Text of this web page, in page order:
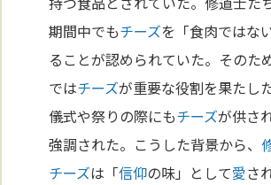
期間中でもチーズを「食肉ではな
ることが認められていた。そのた
ではチーズが重要な役割を果たし
儀式や祭りの際にもチーズが供さ
強調された。こうした背景から、
チーズは「信仰の味」として愛さ